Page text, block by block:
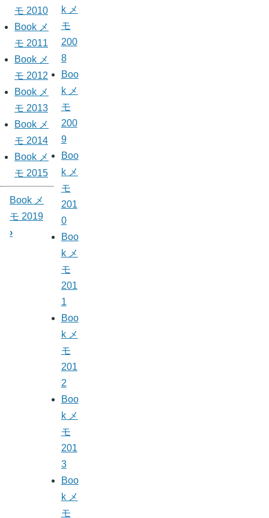
モ 2010
Book メ
モ 2011
Book メ
モ 2012
Book メ
モ 2013
Book メ
モ 2014
Book メ
モ 2015
Book メ
モ 2019
›
k メ
モ
200
8
Boo
k メ
モ
200
9
Boo
k メ
モ
201
0
Boo
k メ
モ
201
1
Boo
k メ
モ
201
2
Boo
k メ
モ
201
3
Boo
k メ
モ